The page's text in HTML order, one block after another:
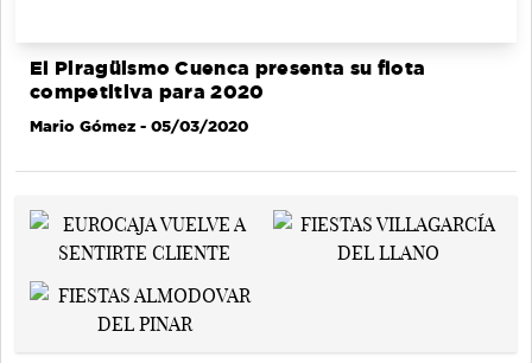
El Piragüismo Cuenca presenta su flota
competitiva para 2020
Mario Gómez - 05/03/2020